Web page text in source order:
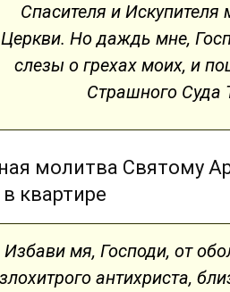
Спасителя и Искупителя
Церкви. Но даждь мне,
слезы о грехах моих, и
Страшного Суда
молитва Святому
квартире
Избави мя, Господи, от
злохитрого антихриста,